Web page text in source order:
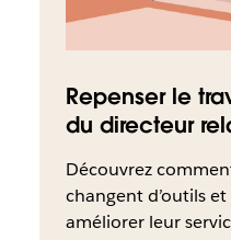
Repenser le
du directeur
Découvrez
changent d’outils
améliorer leur